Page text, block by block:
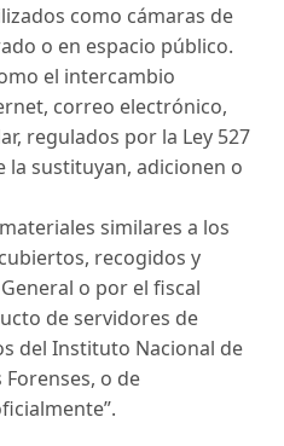
como cámaras de
o en espacio público.
el intercambio
correo electrónico,
regulados por la Ley 527
la sustituyan, adicionen o
similares a los
recogidos y
o por el fiscal
de servidores de
del Instituto Nacional de
Forenses, o de